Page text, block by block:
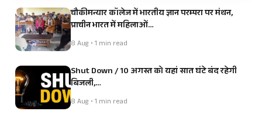
चौकीमन्यार कॉलेज में भारतीय ज्ञान परम्परा पर मंथन,
प्राचीन भारत में महिलाओं…
8 Aug • 1 min read
Shut Down / 10 अगस्त को यहां सात घंटे बंद रहेगी
बिजली,…
8 Aug • 1 min read